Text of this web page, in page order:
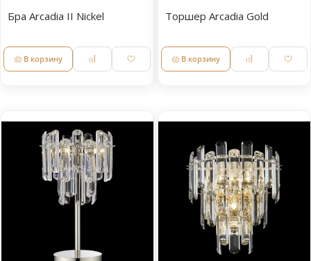
Бра Arcadia II Nickel
В корзину
Торшер Arcadia Gold
В корзину